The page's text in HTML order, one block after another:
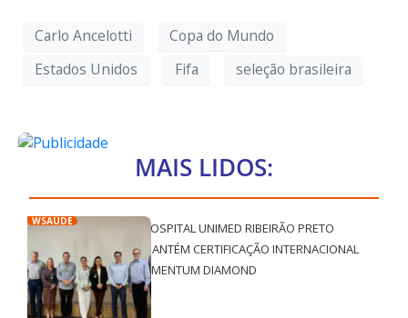
Carlo Ancelotti
Copa do Mundo
Estados Unidos
Fifa seleção brasileira
MAIS LIDOS:
WSAÚDE
HOSPITAL UNIMED RIBEIRÃO PRETO
MANTÉM CERTIFICAÇÃO INTERNACIONAL
QMENTUM DIAMOND